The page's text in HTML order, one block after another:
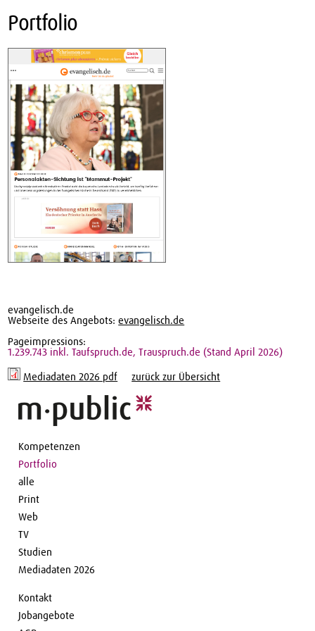
Portfolio
evangelisch.de
Webseite des Angebots:evangelisch.de
Pageimpressions:
1.239.743 inkl. Taufspruch.de, Trauspruch.de (Stand April 2026)
Mediadaten 2026 pdf zurück zur Übersicht
Kompetenzen
Portfolio
alle
Print
Web
TV
Studien
Mediadaten 2026
Kontakt
Jobangebote